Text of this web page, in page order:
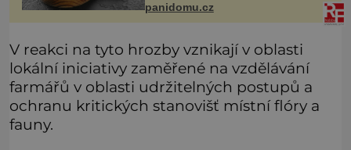
jsou ale dobarvovány a obsahují
aditiva. Kaviár jsou jikr
panidomu.cz
V reakci na tyto hrozby vznikají v oblasti
lokální iniciativy zaměřené na vzdělávání
farmářů v oblasti udržitelných postupů a
ochranu kritických stanovišť místní flóry a
fauny.